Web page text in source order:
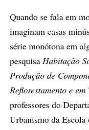
Quando se fala em
imaginam casas
série monótona em
pesquisa Habitação
Produção de
Reflorestamento e
professores do
Urbanismo da Escola